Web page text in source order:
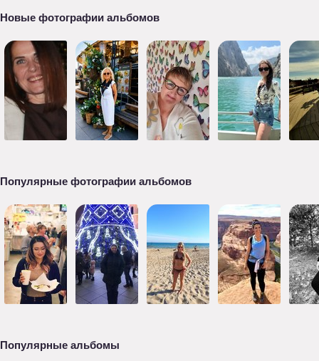
Новые фотографии альбомов
Популярные фотографии альбомов
Популярные альбомы